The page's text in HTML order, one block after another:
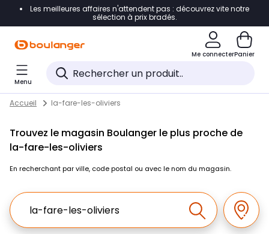
Accéder directement à la navigation
Accéder directement au pied de page
Accéder directement au chatbot
Les meilleures affaires n'attendent pas : découvrez vite notre
sélection à prix bradés.
Me connecterPanier
Menu
Skip to content
Return to Nav
Accueil la-fare-les-oliviers
Trouvez le magasin Boulanger le plus proche de
la-fare-les-oliviers
En recherchant par ville, code postal ou avec le nom du magasin.
Ville, Region, Code postal ou Ville & Pays
Effectuer la